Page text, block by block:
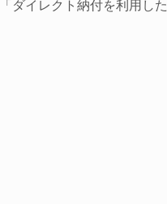
ダイレクト納付を利用した